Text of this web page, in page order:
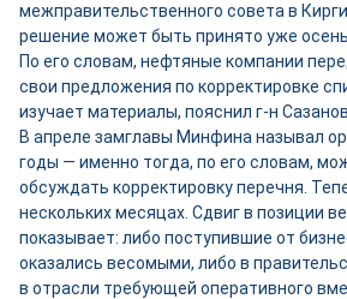
межправительственного совета в
решение может быть принято уже
По его словам, нефтяные компании
свои предложения по корректировке
изучает материалы, пояснил г-н Сазанов.
В апреле замглавы Минфина называл
годы — именно тогда, по его словам,
обсуждать корректировку перечня.
нескольких месяцах. Сдвиг в позиции
показывает: либо поступившие от
оказались весомыми, либо в
в отрасли требующей оперативного